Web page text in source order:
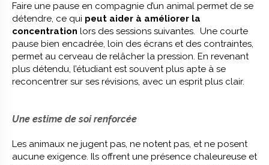
Faire une pause en compagnie d’un animal permet de se
détendre, ce qui peut aider à améliorer la
concentration lors des sessions suivantes. Une courte
pause bien encadrée, loin des écrans et des contraintes,
permet au cerveau de relâcher la pression. En revenant
plus détendu, l’étudiant est souvent plus apte à se
reconcentrer sur ses révisions, avec un esprit plus clair.
Une estime de soi renforcée
Les animaux ne jugent pas, ne notent pas, et ne posent
aucune exigence. Ils offrent une présence chaleureuse et